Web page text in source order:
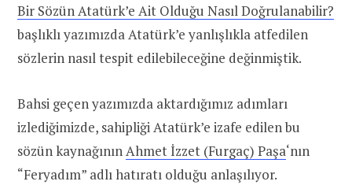
Bir Sözün Atatürk’e Ait Olduğu Nasıl Doğrulanabilir?
başlıklı yazımızda Atatürk’e yanlışlıkla atfedilen
sözlerin nasıl tespit edilebileceğine değinmiştik.
Bahsi geçen yazımızda aktardığımız adımları
izlediğimizde, sahipliği Atatürk’e izafe edilen bu
sözün kaynağınınAhmet İzzet (Furgaç) Paşa‘nın
“Feryadım” adlı hatıratı olduğu anlaşılıyor.